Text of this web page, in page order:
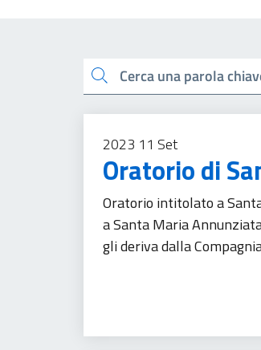
Cerca una parola chiave
2023 11 Set
Oratorio di
Oratorio intitolato a
a Santa Maria
gli deriva dalla